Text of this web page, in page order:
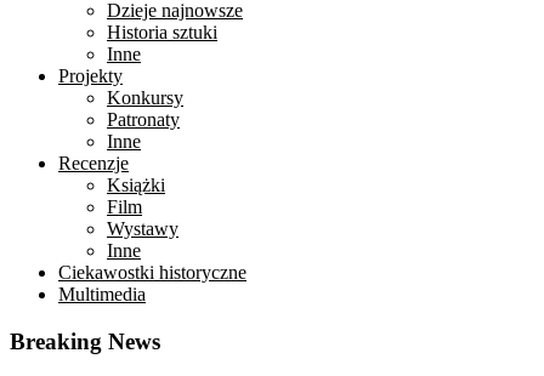
Dzieje najnowsze
Historia sztuki
Inne
Projekty
Konkursy
Patronaty
Inne
Recenzje
Książki
Film
Wystawy
Inne
Ciekawostki historyczne
Multimedia
Breaking News